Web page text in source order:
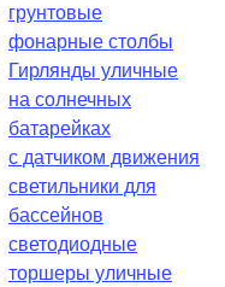
грунтовые
фонарные столбы
Гирлянды уличные
на солнечных
батарейках
с датчиком движения
светильники для
бассейнов
светодиодные
торшеры уличные